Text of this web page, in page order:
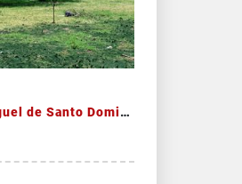
Venta de terreno en San Miguel de Santo Domingo de Heredia